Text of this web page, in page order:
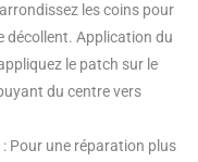
les coins pour
décollent. Application du
le patch sur le
du centre vers
Pour une réparation plus